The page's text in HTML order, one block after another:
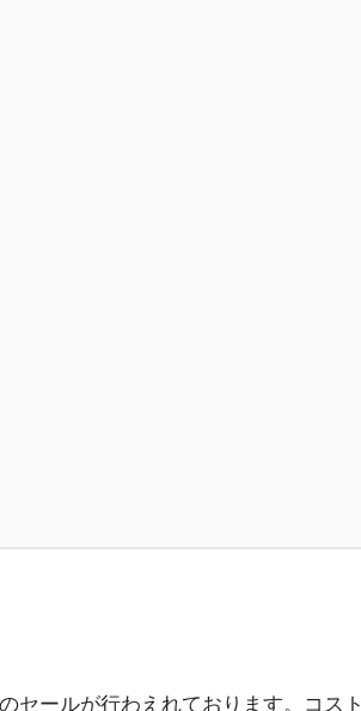
セールが行わえれております。コスト